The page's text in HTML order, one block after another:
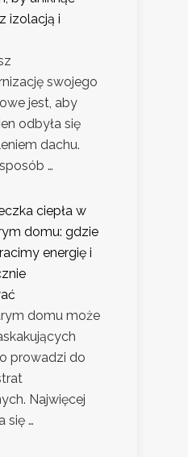
izolacją i
swojego
jest, aby
odbyła się
dachu.
…
ciepła w
domu: gdzie
energię i
domu może
prowadzi do
Najwięcej
się …